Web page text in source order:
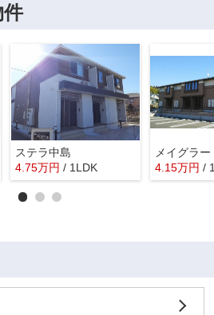
ステラ中島
4.75万円 / 1LDK
メイグラー
4.15万円 /